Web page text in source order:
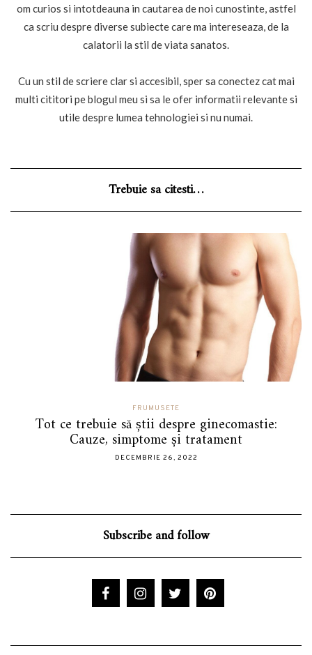
om curios si intotdeauna in cautarea de noi cunostinte, astfel
ca scriu despre diverse subiecte care ma intereseaza, de la
calatorii la stil de viata sanatos.
Cu un stil de scriere clar si accesibil, sper sa conectez cat mai
multi cititori pe blogul meu si sa le ofer informatii relevante si
utile despre lumea tehnologiei si nu numai.
Trebuie sa citesti…
FRUMUSETE
Tot ce trebuie să știi despre ginecomastie:
Cauze, simptome și tratament
DECEMBRIE 26, 2022
Subscribe and follow